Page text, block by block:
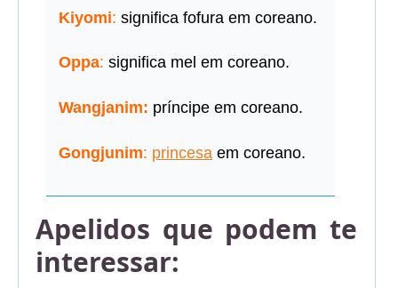
Kiyomi: significa fofura em coreano.
Oppa: significa mel em coreano.
Wangjanim: príncipe em coreano.
Gongjunim: princesa em coreano.
Apelidos que podem te
interessar: